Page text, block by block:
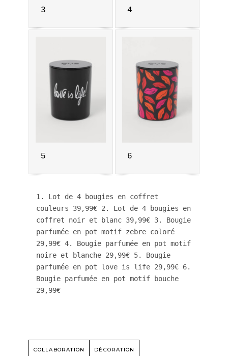
3 4
5 6
1. Lot de 4 bougies en coffret
couleurs 39,99€ 2. Lot de 4 bougies en
coffret noir et blanc 39,99€ 3. Bougie
parfumée en pot motif zebre coloré
29,99€ 4. Bougie parfumée en pot motif
noire et blanche 29,99€ 5. Bougie
parfumée en pot love is life 29,99€ 6.
Bougie parfumée en pot motif bouche
29,99€
COLLABORATION DÉCORATION